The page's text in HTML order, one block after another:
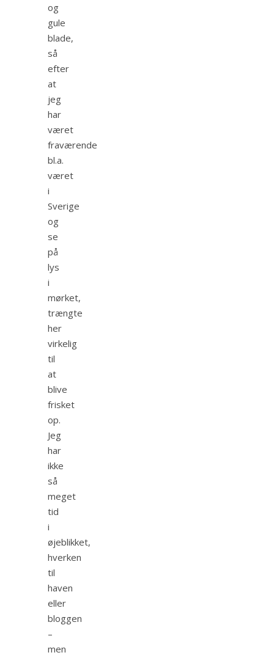
og
gule
blade,
så
efter
at
jeg
har
været
fraværende
bl.a.
været
i
Sverige
og
se
på
lys
i
mørket,
trængte
her
virkelig
til
at
blive
frisket
op.
Jeg
har
ikke
så
meget
tid
i
øjeblikket,
hverken
til
haven
eller
bloggen
–
men